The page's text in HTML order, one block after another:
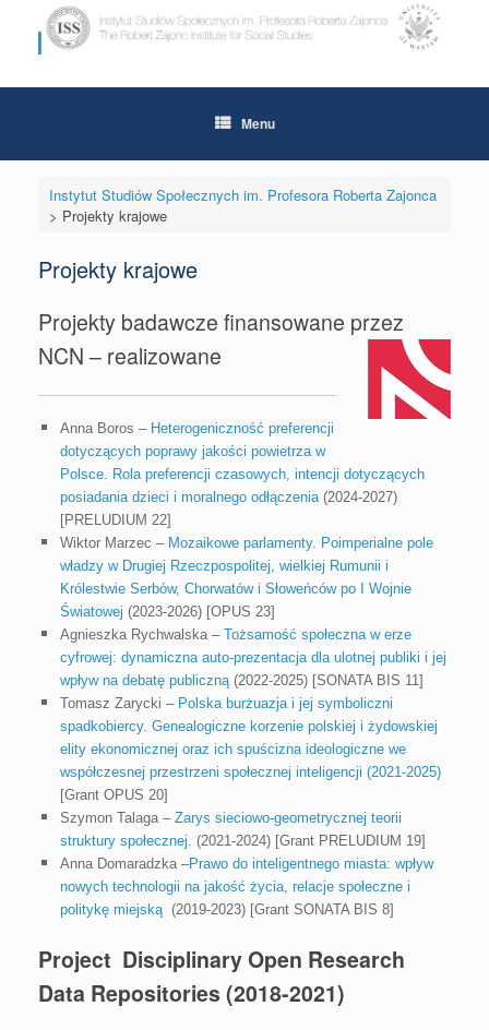
content
Menu
Instytut Studiów Społecznych im. Profesora Roberta Zajonca
> Projekty krajowe
Projekty krajowe
Projekty badawcze finansowane przez
NCN – realizowane
Anna Boros – Heterogeniczność preferencji
dotyczących poprawy jakości powietrza w
Polsce. Rola preferencji czasowych, intencji dotyczących
posiadania dzieci i moralnego odłączenia(2024-2027)
[PRELUDIUM 22]
Wiktor Marzec – Mozaikowe parlamenty. Poimperialne pole
władzy w Drugiej Rzeczpospolitej, wielkiej Rumunii i
Królestwie Serbów, Chorwatów i Słoweńców po I Wojnie
Światowej (2023-2026) [OPUS 23]
Agnieszka Rychwalska – Tożsamość społeczna w erze
cyfrowej: dynamiczna auto-prezentacja dla ulotnej publiki i jej
wpływ na debatę publiczną(2022-2025) [SONATA BIS 11]
Tomasz Zarycki – Polska burżuazja i jej symboliczni
spadkobiercy. Genealogiczne korzenie polskiej i żydowskiej
elity ekonomicznej oraz ich spuścizna ideologiczne we
współczesnej przestrzeni społecznej inteligencji (2021-2025)
[Grant OPUS 20]
Szymon Talaga – Zarys sieciowo-geometrycznej teorii
struktury społecznej. (2021-2024) [Grant PRELUDIUM 19]
Anna Domaradzka –Prawo do inteligentnego miasta: wpływ
nowych technologii na jakość życia, relacje społeczne i
politykę miejską (2019-2023) [Grant SONATA BIS 8]
Project Disciplinary Open Research
Data Repositories (2018-2021)